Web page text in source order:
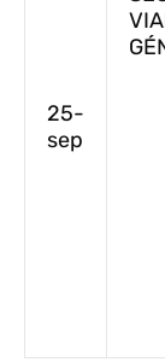
25-
sep